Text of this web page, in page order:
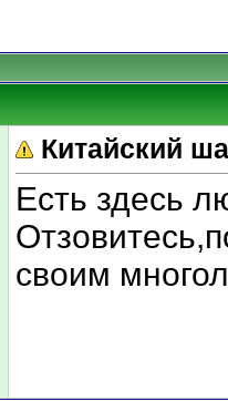
Китайский
Есть здесь
своим